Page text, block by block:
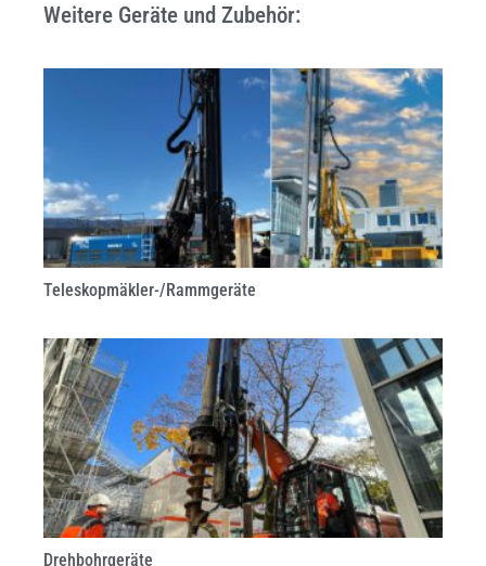
Weitere Geräte und Zubehör:
Teleskopmäkler-/Rammgeräte
Drehbohrgeräte